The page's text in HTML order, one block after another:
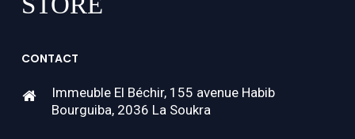
CONTACT
Immeuble El Béchir, 155 avenue Habib
Bourguiba, 2036 La Soukra